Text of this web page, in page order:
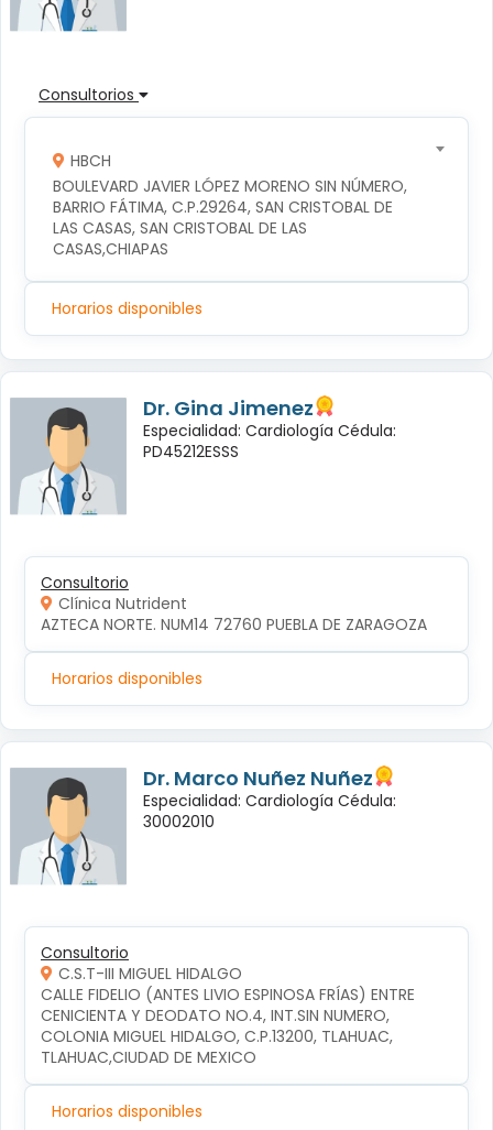
Consultorios
HBCH
BOULEVARD JAVIER LÓPEZ MORENO SIN NÚMERO,
BARRIO FÁTIMA, C.P.29264, SAN CRISTOBAL DE
LAS CASAS, SAN CRISTOBAL DE LAS
CASAS,CHIAPAS
Horarios disponibles
Dr. Gina Jimenez
Especialidad: Cardiología Cédula:
PD45212ESSS
Consultorio
Clínica Nutrident
AZTECA NORTE. NUM14 72760 PUEBLA DE ZARAGOZA
Horarios disponibles
Dr. Marco Nuñez Nuñez
Especialidad: Cardiología Cédula:
30002010
Consultorio
C.S.T-III MIGUEL HIDALGO
CALLE FIDELIO (ANTES LIVIO ESPINOSA FRÍAS) ENTRE
CENICIENTA Y DEODATO NO.4, INT.SIN NUMERO,
COLONIA MIGUEL HIDALGO, C.P.13200, TLAHUAC,
TLAHUAC,CIUDAD DE MEXICO
Horarios disponibles